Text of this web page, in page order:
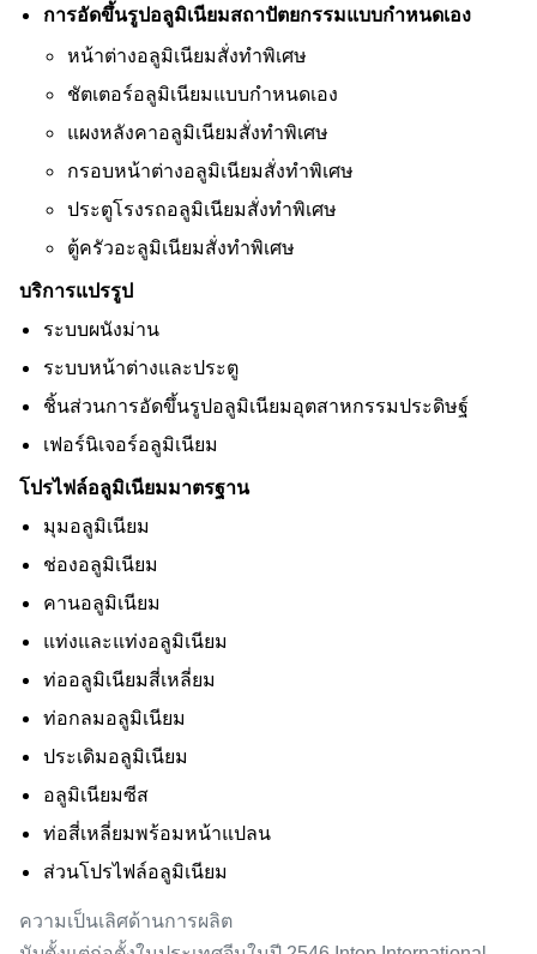
การอัดขึ้นรูปอลูมิเนียมสถาปัตยกรรมแบบกำหนดเอง
หน้าต่างอลูมิเนียมสั่งทำพิเศษ
ชัตเตอร์อลูมิเนียมแบบกำหนดเอง
แผงหลังคาอลูมิเนียมสั่งทำพิเศษ
กรอบหน้าต่างอลูมิเนียมสั่งทำพิเศษ
ประตูโรงรถอลูมิเนียมสั่งทำพิเศษ
ตู้ครัวอะลูมิเนียมสั่งทำพิเศษ
บริการแปรรูป
ระบบผนังม่าน
ระบบหน้าต่างและประตู
ชิ้นส่วนการอัดขึ้นรูปอลูมิเนียมอุตสาหกรรมประดิษฐ์
เฟอร์นิเจอร์อลูมิเนียม
โปรไฟล์อลูมิเนียมมาตรฐาน
มุมอลูมิเนียม
ช่องอลูมิเนียม
คานอลูมิเนียม
แท่งและแท่งอลูมิเนียม
ท่ออลูมิเนียมสี่เหลี่ยม
ท่อกลมอลูมิเนียม
ประเดิมอลูมิเนียม
อลูมิเนียมซีส
ท่อสี่เหลี่ยมพร้อมหน้าแปลน
ส่วนโปรไฟล์อลูมิเนียม
ความเป็นเลิศด้านการผลิต